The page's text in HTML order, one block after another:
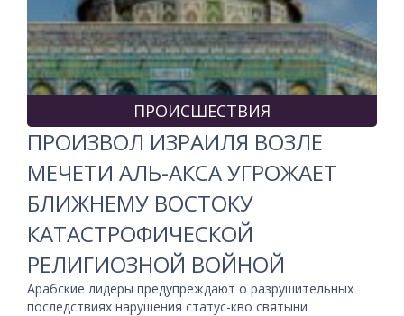
ПРОИСШЕСТВИЯ
ПРОИЗВОЛ ИЗРАИЛЯ ВОЗЛЕ
МЕЧЕТИ АЛЬ-АКСА УГРОЖАЕТ
БЛИЖНЕМУ ВОСТОКУ
КАТАСТРОФИЧЕСКОЙ
РЕЛИГИОЗНОЙ ВОЙНОЙ
Арабские лидеры предупреждают о разрушительных
последствиях нарушения статус-кво святыни